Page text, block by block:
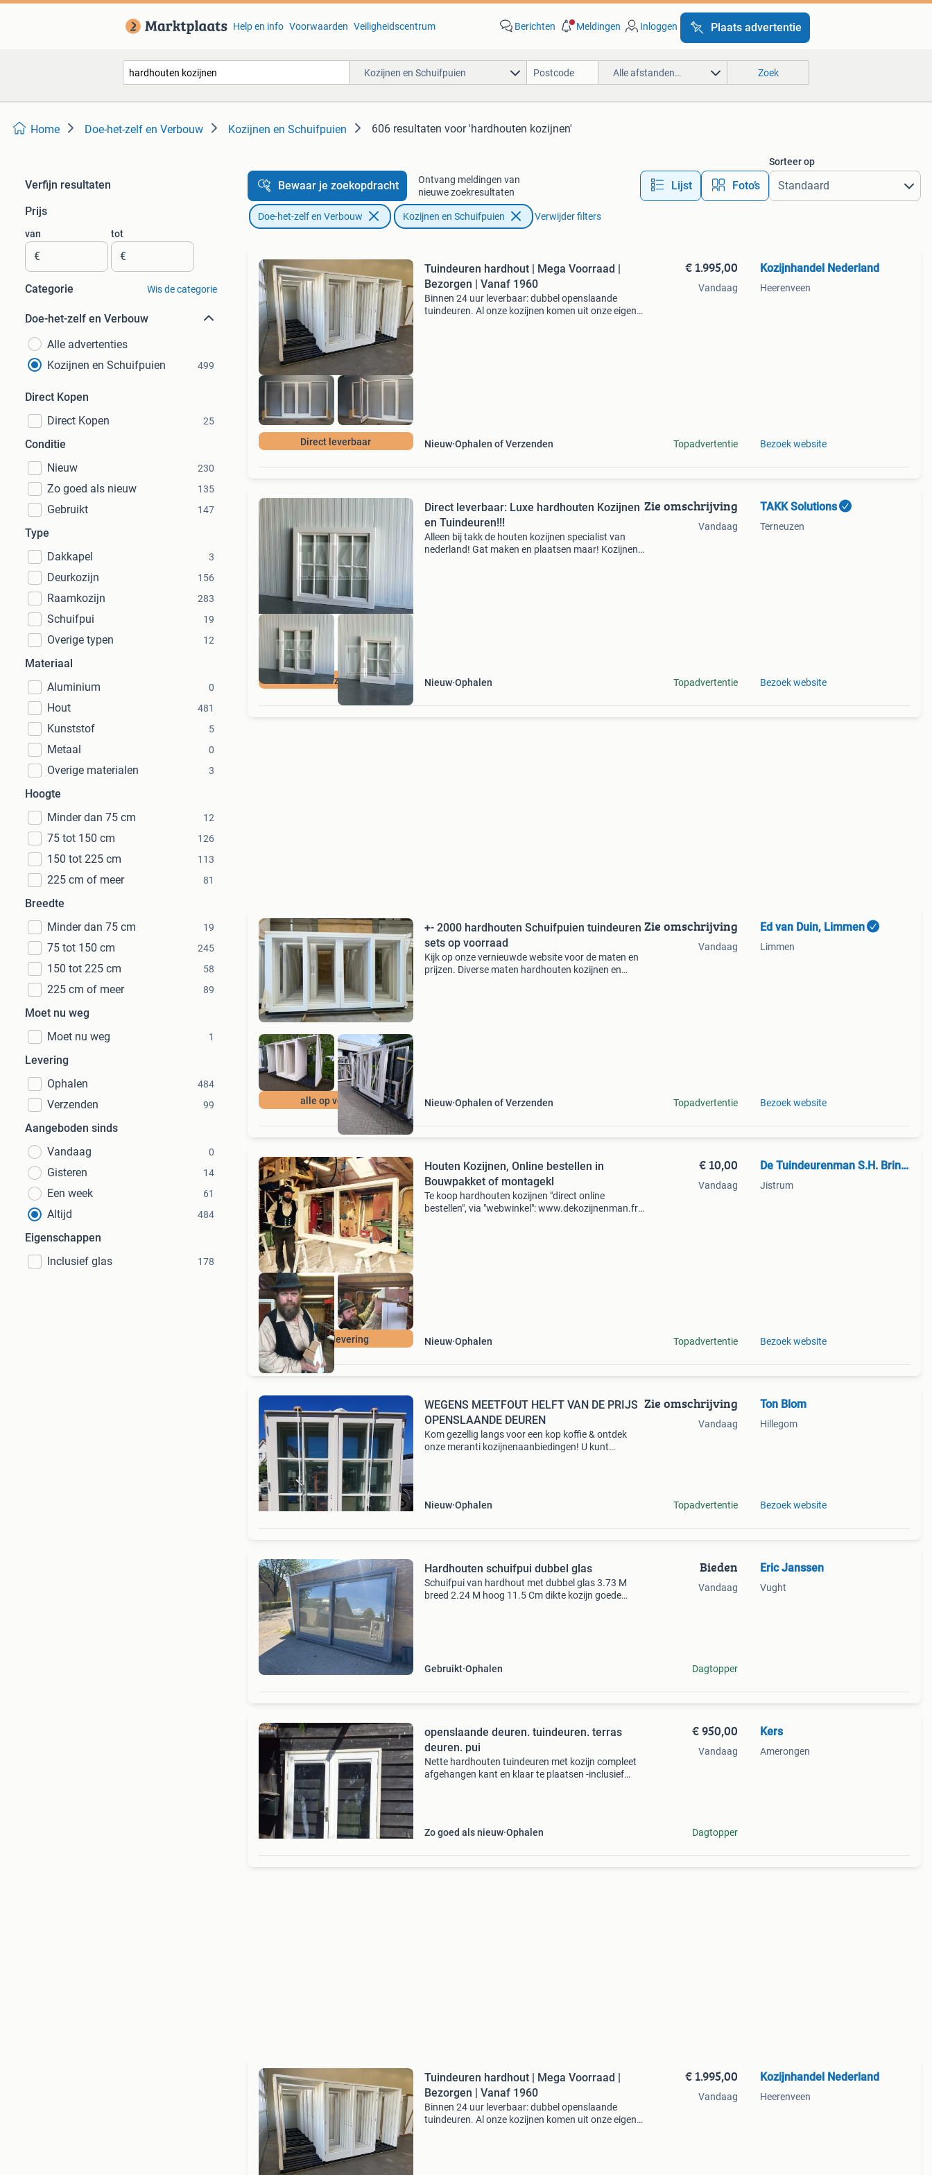
Help en info Voorwaarden Veiligheidscentrum Berichten Meldingen Inloggen Plaats advertentie
Kozijnen en Schuifpuien Alle afstanden… Zoek
Home Doe-het-zelf en Verbouw Kozijnen en Schuifpuien 606 resultaten voor 'hardhouten kozijnen'
Verfijn resultaten
Prijs
van
€
tot
€
Categorie Wis de categorie
Doe-het-zelf en Verbouw
Alle advertenties
Kozijnen en Schuifpuien
499
Direct Kopen
Direct Kopen
25
Conditie
Nieuw
230
Zo goed als nieuw 135
Gebruikt 147
Type
Dakkapel
3
Deurkozijn 156
Raamkozijn 283
Schuifpui 19
Overige typen 12
Materiaal
Aluminium
0
Hout 481
Kunststof 5
Metaal 0
Overige materialen 3
Hoogte
Minder dan 75 cm
12
75 tot 150 cm 126
150 tot 225 cm 113
225 cm of meer 81
Breedte
Minder dan 75 cm
19
75 tot 150 cm 245
150 tot 225 cm 58
225 cm of meer 89
Moet nu weg
Moet nu weg
1
Levering
Ophalen
484
Verzenden 99
Aangeboden sinds
Vandaag
0
Gisteren 14
Een week 61
Altijd 484
Eigenschappen
Inclusief glas
178
Bewaar je zoekopdracht
Ontvang meldingen van
nieuwe zoekresultaten
Lijst Foto’s
Sorteer op
Doe-het-zelf en Verbouw Kozijnen en Schuifpuien Verwijder filters
Direct leverbaar
Tuindeuren hardhout | Mega Voorraad |
Bezorgen | Vanaf 1960
Binnen 24 uur leverbaar: dubbel openslaande
tuindeuren. Al onze kozijnen komen uit onze eigen
Nieuw Ophalen of Verzenden
€ 1.995,00
Vandaag
Topadvertentie
Kozijnhandel Nederland
Heerenveen
Bezoek website
Ook bezorgen!
Direct leverbaar: Luxe hardhouten Kozijnen
en Tuindeuren!!!
Alleen bij takk de houten kozijnen specialist van
nederland! Gat maken en plaatsen maar! Kozijnen
Nieuw Ophalen
Zie omschrijving
Vandaag
Topadvertentie
TAKK Solutions
Terneuzen
Bezoek website
alle op voorraad
+- 2000 hardhouten Schuifpuien tuindeuren
sets op voorraad
Kijk op onze vernieuwde website voor de maten en
prijzen. Diverse maten hardhouten kozijnen en
Nieuw Ophalen of Verzenden
Zie omschrijving
Vandaag
Topadvertentie
Ed van Duin, Limmen
Limmen
Bezoek website
Snelle levering
Houten Kozijnen, Online bestellen in
Bouwpakket of montagekl
Te koop hardhouten kozijnen "direct online
bestellen", via "webwinkel": www.dekozijnenman.frl
Nieuw Ophalen
€ 10,00
Vandaag
Topadvertentie
De Tuindeurenman S.H. Brinkman tevens uw Kozijnenman
Jistrum
Bezoek website
WEGENS MEETFOUT HELFT VAN DE PRIJS
OPENSLAANDE DEUREN
Kom gezellig langs voor een kop koffie & ontdek
onze meranti kozijnenaanbiedingen! U kunt
Nieuw Ophalen
Zie omschrijving
Vandaag
Topadvertentie
Ton Blom
Hillegom
Bezoek website
Hardhouten schuifpui dubbel glas
Schuifpui van hardhout met dubbel glas 3.73 M
breed 2.24 M hoog 11.5 Cm dikte kozijn goede
Gebruikt Ophalen
Bieden
Vandaag
Dagtopper
Eric Janssen
Vught
openslaande deuren. tuindeuren. terras
deuren. pui
Nette hardhouten tuindeuren met kozijn compleet
afgehangen kant en klaar te plaatsen -inclusief
Zo goed als nieuw Ophalen
€ 950,00
Vandaag
Dagtopper
Kers
Amerongen
Tuindeuren hardhout | Mega Voorraad |
Bezorgen | Vanaf 1960
Binnen 24 uur leverbaar: dubbel openslaande
tuindeuren. Al onze kozijnen komen uit onze eigen
€ 1.995,00
Vandaag
Kozijnhandel Nederland
Heerenveen